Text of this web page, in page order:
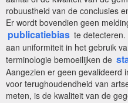
robuustheid van de conclusies
Er wordt bovendien geen
publicatiebias te
aan uniformiteit in het gebruik
terminologie bemoeilijken de
Aangezien er geen gevalideerd
voor terughoudendheid van
meten, is de kwaliteit van de